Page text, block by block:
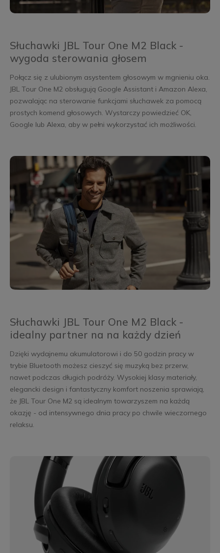
Słuchawki JBL Tour One M2 Black -
wygoda sterowania głosem
Połącz się z ulubionym asystentem głosowym w mgnieniu oka.
JBL Tour One M2 obsługują Google Assistant i Amazon Alexa,
pozwalając na sterowanie funkcjami słuchawek za pomocą
prostych komend głosowych. Wystarczy powiedzieć OK,
Google lub Alexa, aby w pełni wykorzystać ich możliwości.
Słuchawki JBL Tour One M2 Black -
idealny partner na na każdy dzień
Dzięki wydajnemu akumulatorowi i do 50 godzin pracy w
trybie Bluetooth możesz cieszyć się muzyką bez przerw,
nawet podczas długich podróży. Wysokiej klasy materiały,
elegancki design i fantastyczny komfort noszenia sprawiają,
że JBL Tour One M2 są idealnym towarzyszem na każdą
okazję - od intensywnego dnia pracy po chwile wieczornego
relaksu.